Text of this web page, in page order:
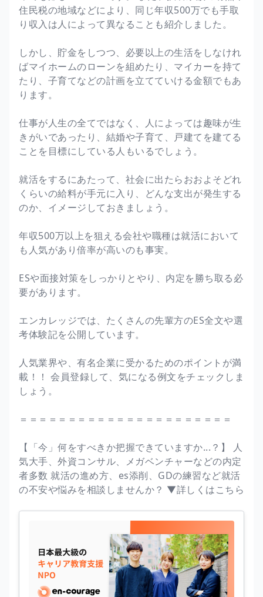
住民税の地域などにより、同じ年収500万でも手取
り収入は人によって異なることも紹介しました。
しかし、貯金をしつつ、必要以上の生活をしなけれ
ばマイホームのローンを組めたり、マイカーを持て
たり、子育てなどの計画を立てていける金額でもあ
ります。
仕事が人生の全てではなく、人によっては趣味が生
きがいであったり、結婚や子育て、戸建てを建てる
ことを目標にしている人もいるでしょう。
就活をするにあたって、社会に出たらおおよそどれ
くらいの給料が手元に入り、どんな支出が発生する
のか、イメージしておきましょう。
年収500万以上を狙える会社や職種は就活において
も人気があり倍率が高いのも事実。
ESや面接対策をしっかりとやり、内定を勝ち取る必
要があります。
エンカレッジでは、たくさんの先輩方のES全文や選
考体験記を公開しています。
人気業界や、有名企業に受かるためのポイントが満
載！！ 会員登録して、気になる例文をチェックしま
しょう。
＝＝＝＝＝＝＝＝＝＝＝＝＝＝＝＝＝＝＝＝＝＝
【「今」何をすべきか把握できていますか...？】 人
気大手、外資コンサル、メガベンチャーなどの内定
者多数 就活の進め方、es添削、GDの練習など就活
の不安や悩みを相談しませんか？ ▼詳しくはこちら